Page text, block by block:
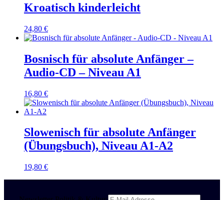
Kroatisch kinderleicht
24,80 €
Bosnisch für absolute Anfänger –
Audio-CD – Niveau A1
16,80 €
Slowenisch für absolute Anfänger
(Übungsbuch), Niveau A1-A2
19,80 €